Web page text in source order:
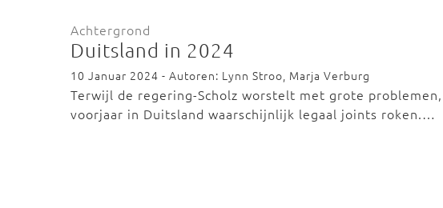
Achtergrond
Duitsland in 2024
10 Januar 2024 - Autoren: Lynn Stroo, Marja Verburg
Terwijl de regering-Scholz worstelt met grote
voorjaar in Duitsland waarschijnlijk legaal joints roken.…